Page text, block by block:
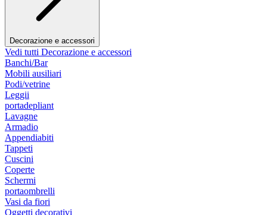
Decorazione e accessori
Vedi tutti Decorazione e accessori
Banchi/Bar
Mobili ausiliari
Podi/vetrine
Leggii
portadepliant
Lavagne
Armadio
Appendiabiti
Tappeti
Cuscini
Coperte
Schermi
portaombrelli
Vasi da fiori
Oggetti decorativi